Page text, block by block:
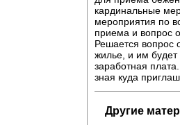
кардинальные
мероприятия по
приема и вопрос
Решается вопрос
жилье, и им будет
заработная
зная куда
Другие